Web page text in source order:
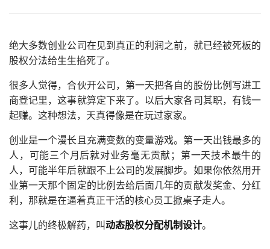
绝大多数创业公司在见到真正的利润之前，就已经被死板的
股权分法给生生掐死了。
很多人觉得，合伙开公司，第一天把各自的股份比例写进工
商登记里，这事就算定下来了。以后大家各司其职，有钱一
起赚。这种想法，天真得像是在玩过家家。
创业是一个漫长且充满变数的变量游戏。第一天出钱最多的
人，可能三个月后就对业务毫无贡献；第一天技术最牛的
人，可能半年后就跟不上公司的发展脚步。如果你依然用开
业第一天那个固定的比例去给后面几年的贡献发奖金、分红
利，那就是在逼着真正干活的核心员工掀桌子走人。
这事儿的终极解药，叫动态股权分配机制设计。